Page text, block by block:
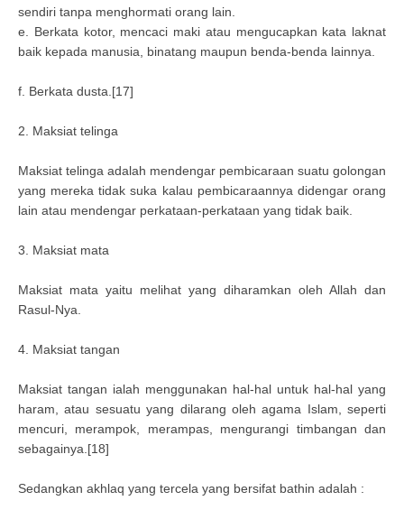
sendiri tanpa menghormati orang lain.
e. Berkata kotor, mencaci maki atau mengucapkan kata laknat
baik kepada manusia, binatang maupun benda-benda lainnya.
f. Berkata dusta.[17]
2. Maksiat telinga
Maksiat telinga adalah mendengar pembicaraan suatu golongan
yang mereka tidak suka kalau pembicaraannya didengar orang
lain atau mendengar perkataan-perkataan yang tidak baik.
3. Maksiat mata
Maksiat mata yaitu melihat yang diharamkan oleh Allah dan
Rasul-Nya.
4. Maksiat tangan
Maksiat tangan ialah menggunakan hal-hal untuk hal-hal yang
haram, atau sesuatu yang dilarang oleh agama Islam, seperti
mencuri, merampok, merampas, mengurangi timbangan dan
sebagainya.[18]
Sedangkan akhlaq yang tercela yang bersifat bathin adalah :